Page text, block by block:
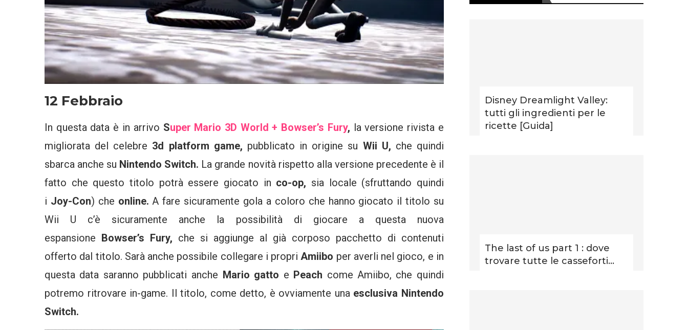
12 Febbraio
In questa data è in arrivo Super Mario 3D World + Bowser’s Fury, la versione rivista e
migliorata del celebre 3d platform game, pubblicato in origine su Wii U, che quindi
sbarca anche su Nintendo Switch. La grande novità rispetto alla versione precedente è il
fatto che questo titolo potrà essere giocato in co-op, sia locale (sfruttando quindi
i Joy-Con) che online.A fare sicuramente gola a coloro che hanno giocato il titolo su
Wii U c’è sicuramente anche la possibilità di giocare a questa nuova
espansione Bowser’s Fury, che si aggiunge al già corposo pacchetto di contenuti
offerto dal titolo. Sarà anche possibile collegare i propriAmiibo per averli nel gioco, e in
questa data saranno pubblicati anche Mario gatto e Peach come Amiibo, che quindi
potremo ritrovare in-game. Il titolo, come detto, è ovviamente una esclusiva Nintendo
Switch.
Disney Dreamlight Valley:
tutti gli ingredienti per le
ricette [Guida]
The last of us part 1 : dove
trovare tutte le casseforti...